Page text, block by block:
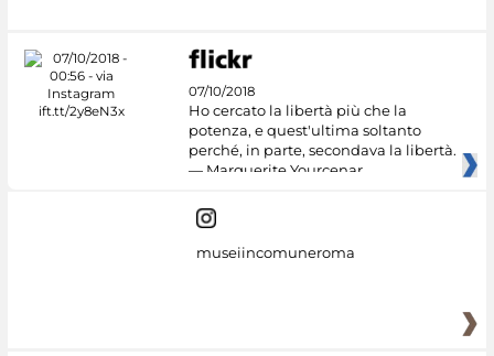
07/10/2018
Ho cercato la libertà più che la
potenza, e quest'ultima soltanto
perché, in parte, secondava la libertà.
— Marguerite Yourcenar
museiincomuneroma